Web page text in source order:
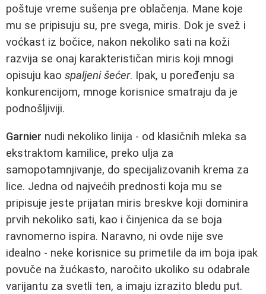
poštuje vreme sušenja pre oblačenja. Mane koje
mu se pripisuju su, pre svega, miris. Dok je svež i
voćkast iz bočice, nakon nekoliko sati na koži
razvija se onaj karakterističan miris koji mnogi
opisuju kao spaljeni šećer. Ipak, u poređenju sa
konkurencijom, mnoge korisnice smatraju da je
podnošljiviji.
Garnier nudi nekoliko linija - od klasičnih mleka sa
ekstraktom kamilice, preko ulja za
samopotamnjivanje, do specijalizovanih krema za
lice. Jedna od najvećih prednosti koja mu se
pripisuje jeste prijatan miris breskve koji dominira
prvih nekoliko sati, kao i činjenica da se boja
ravnomerno ispira. Naravno, ni ovde nije sve
idealno - neke korisnice su primetile da im boja ipak
povuče na žućkasto, naročito ukoliko su odabrale
varijantu za svetli ten, a imaju izrazito bledu put.